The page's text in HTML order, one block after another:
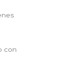
con